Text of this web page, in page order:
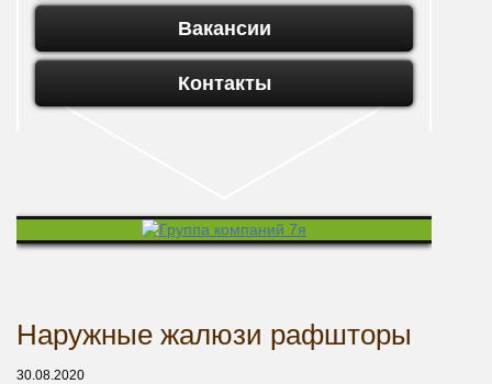
Вакансии
Контакты
Наружные жалюзи рафшторы
30.08.2020